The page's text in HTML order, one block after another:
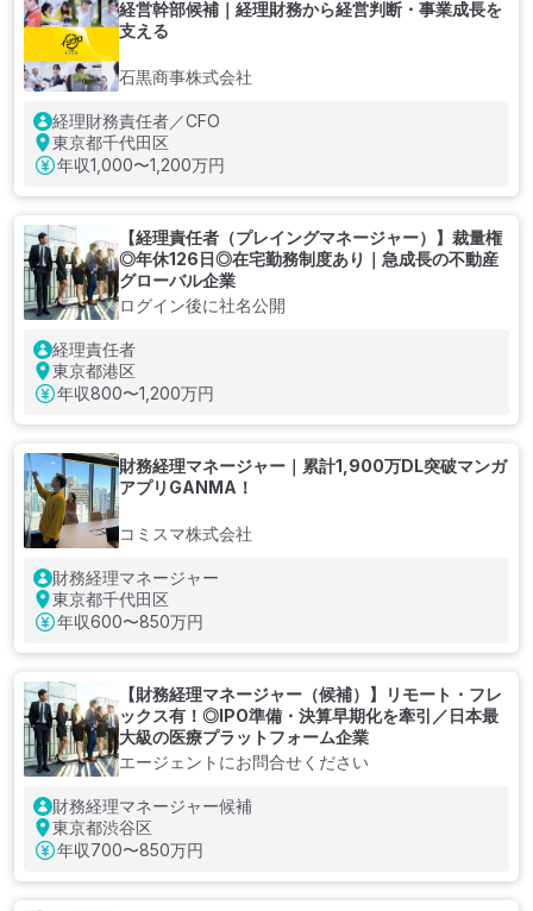
経営幹部候補｜経理財務から経営判断・事業成長を
支える
石黒商事株式会社
経理財務責任者／CFO
東京都千代田区
年収1,000〜1,200万円
【経理責任者（プレイングマネージャー）】裁量権
◎年休126日◎在宅勤務制度あり｜急成長の不動産
グローバル企業
ログイン後に社名公開
経理責任者
東京都港区
年収800〜1,200万円
財務経理マネージャー｜累計1,900万DL突破マンガ
アプリGANMA！
コミスマ株式会社
財務経理マネージャー
東京都千代田区
年収600〜850万円
【財務経理マネージャー（候補）】リモート・フレ
ックス有！◎IPO準備・決算早期化を牽引／日本最
大級の医療プラットフォーム企業
エージェントにお問合せください
財務経理マネージャー候補
東京都渋谷区
年収700〜850万円